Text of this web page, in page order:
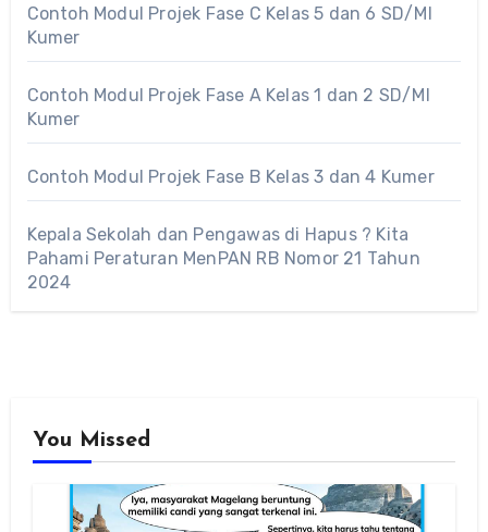
Contoh Modul Projek Fase C Kelas 5 dan 6 SD/MI
Kumer
Contoh Modul Projek Fase A Kelas 1 dan 2 SD/MI
Kumer
Contoh Modul Projek Fase B Kelas 3 dan 4 Kumer
Kepala Sekolah dan Pengawas di Hapus ? Kita
Pahami Peraturan MenPAN RB Nomor 21 Tahun
2024
You Missed